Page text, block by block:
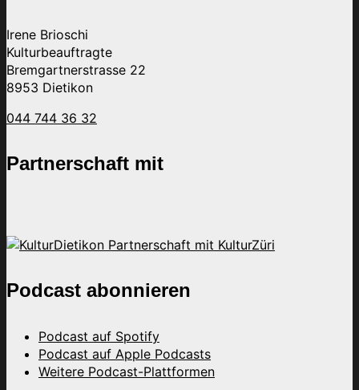
Irene Brioschi
Kulturbeauftragte
Bremgartnerstrasse 22
8953 Dietikon
044 744 36 32
Partnerschaft mit
Podcast abonnieren
Podcast auf Spotify
Podcast auf Apple Podcasts
Weitere Podcast-Plattformen